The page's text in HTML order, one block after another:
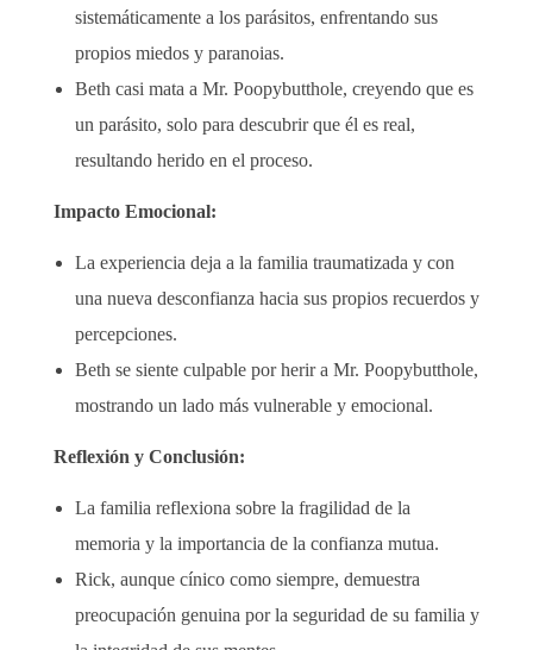
sistemáticamente a los parásitos, enfrentando sus
propios miedos y paranoias.
Beth casi mata a Mr. Poopybutthole, creyendo que es
un parásito, solo para descubrir que él es real,
resultando herido en el proceso.
Impacto Emocional:
La experiencia deja a la familia traumatizada y con
una nueva desconfianza hacia sus propios recuerdos y
percepciones.
Beth se siente culpable por herir a Mr. Poopybutthole,
mostrando un lado más vulnerable y emocional.
Reflexión y Conclusión:
La familia reflexiona sobre la fragilidad de la
memoria y la importancia de la confianza mutua.
Rick, aunque cínico como siempre, demuestra
preocupación genuina por la seguridad de su familia y